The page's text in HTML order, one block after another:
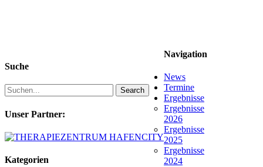
Suche
Search
Unser Partner:
Kategorien
Navigation
News
Termine
Ergebnisse
Ergebnisse
2026
Ergebnisse
2025
Ergebnisse
2024